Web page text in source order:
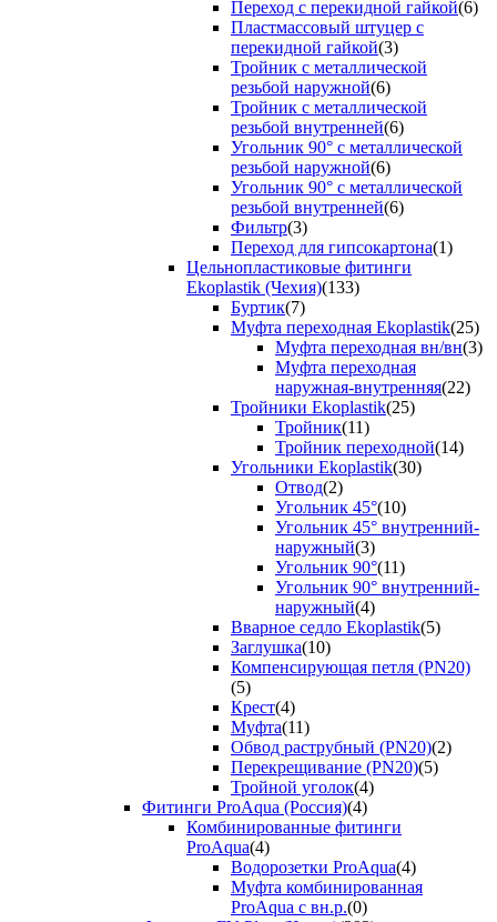
Переход с перекидной гайкой(6)
Пластмассовый штуцер с
перекидной гайкой(3)
Тройник с металлической
резьбой наружной(6)
Тройник с металлической
резьбой внутренней(6)
Угольник 90° с металлической
резьбой наружной(6)
Угольник 90° с металлической
резьбой внутренней(6)
Фильтр(3)
Переход для гипсокартона(1)
Цельнопластиковые фитинги
Ekoplastik (Чехия)(133)
Буртик(7)
Муфта переходная Ekoplastik(25)
Муфта переходная вн/вн(3)
Муфта переходная
наружная-внутренняя(22)
Тройники Ekoplastik(25)
Тройник(11)
Тройник переходной(14)
Угольники Ekoplastik(30)
Отвод(2)
Угольник 45°(10)
Угольник 45° внутренний-
наружный(3)
Угольник 90°(11)
Угольник 90° внутренний-
наружный(4)
Вварное седло Ekoplastik(5)
Заглушка(10)
Компенсирующая петля (PN20)
(5)
Крест(4)
Муфта(11)
Обвод раструбный (PN20)(2)
Перекрещивание (PN20)(5)
Тройной уголок(4)
Фитинги ProAqua (Россия)(4)
Комбинированные фитинги
ProAqua(4)
Водорозетки ProAqua(4)
Муфта комбинированная
ProAqua с вн.р.(0)